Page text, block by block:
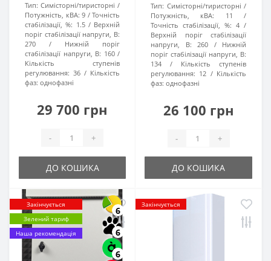
Тип: Симісторні/тиристорні
Потужність, кВА: 9
Точність
стабілізації, %: 1.5
Верхній
поріг стабілізації напруги, В:
270
Нижній поріг
стабілізації напруги, В: 160
Кількість ступенів
регулювання: 36
Кількість
фаз: однофазні
29 700 грн
- +
ДО КОШИКА
Тип: Симісторні/тиристорні
Потужність, кВА:
11
Точність стабілізації, %: 4
Верхній поріг стабілізації
напруги, В:
260
Нижній
поріг стабілізації напруги, В:
134
Кількість ступенів
регулювання: 12
Кількість
фаз: однофазні
26 100 грн
- +
ДО КОШИКА
Закінчується
Зелений тариф
Наша рекомендація
6
6
6
Закінчується